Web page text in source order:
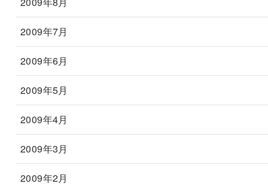
2009年7月
2009年6月
2009年5月
2009年4月
2009年3月
2009年2月